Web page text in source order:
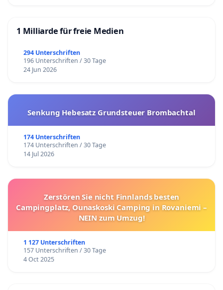
1 Milliarde für freie Medien
294 Unterschriften
196 Unterschriften / 30 Tage
24 Jun 2026
Senkung Hebesatz Grundsteuer Brombachtal
174 Unterschriften
174 Unterschriften / 30 Tage
14 Jul 2026
Zerstören Sie nicht Finnlands besten
Campingplatz, Ounaskoski Camping in Rovaniemi –
NEIN zum Umzug!
1 127 Unterschriften
157 Unterschriften / 30 Tage
4 Oct 2025